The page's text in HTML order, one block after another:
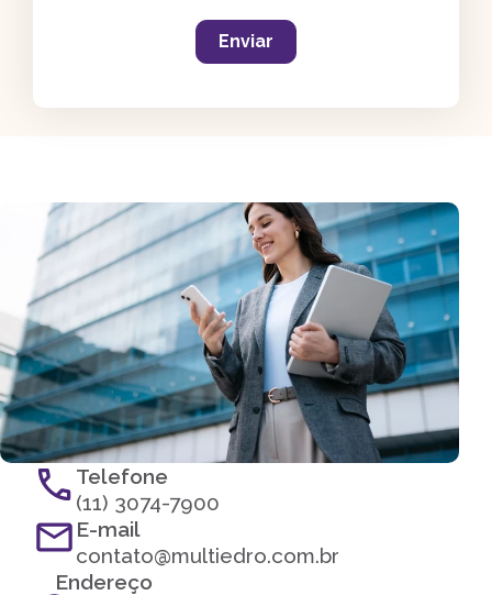
Enviar
Telefone
(11) 3074-7900
E-mail
contato@multiedro.com.br
Endereço